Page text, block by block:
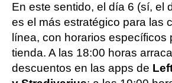
En este sentido, el día 6 (sí, el
es el más estratégico para las
línea, con horarios específicos
tienda. A las 18:00 horas
descuentos en las apps de